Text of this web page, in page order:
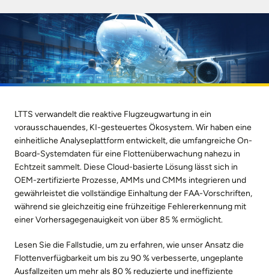
LTTS verwandelt die reaktive Flugzeugwartung in ein
vorausschauendes, KI-gesteuertes Ökosystem. Wir haben eine
einheitliche Analyseplattform entwickelt, die umfangreiche On-
Board-Systemdaten für eine Flottenüberwachung nahezu in
Echtzeit sammelt. Diese Cloud-basierte Lösung lässt sich in
OEM-zertifizierte Prozesse, AMMs und CMMs integrieren und
gewährleistet die vollständige Einhaltung der FAA-Vorschriften,
während sie gleichzeitig eine frühzeitige Fehlererkennung mit
einer Vorhersagegenauigkeit von über 85 % ermöglicht.
Lesen Sie die Fallstudie, um zu erfahren, wie unser Ansatz die
Flottenverfügbarkeit um bis zu 90 % verbesserte, ungeplante
Ausfallzeiten um mehr als 80 % reduzierte und ineffiziente